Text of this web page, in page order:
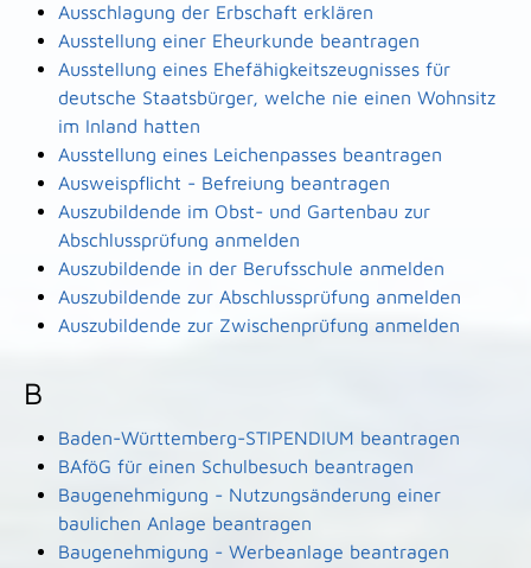
Ausschlagung der Erbschaft erklären
Ausstellung einer Eheurkunde beantragen
Ausstellung eines Ehefähigkeitszeugnisses für
deutsche Staatsbürger, welche nie einen Wohnsitz
im Inland hatten
Ausstellung eines Leichenpasses beantragen
Ausweispflicht - Befreiung beantragen
Auszubildende im Obst- und Gartenbau zur
Abschlussprüfung anmelden
Auszubildende in der Berufsschule anmelden
Auszubildende zur Abschlussprüfung anmelden
Auszubildende zur Zwischenprüfung anmelden
B
Baden-Württemberg-STIPENDIUM beantragen
BAföG für einen Schulbesuch beantragen
Baugenehmigung - Nutzungsänderung einer
baulichen Anlage beantragen
Baugenehmigung - Werbeanlage beantragen